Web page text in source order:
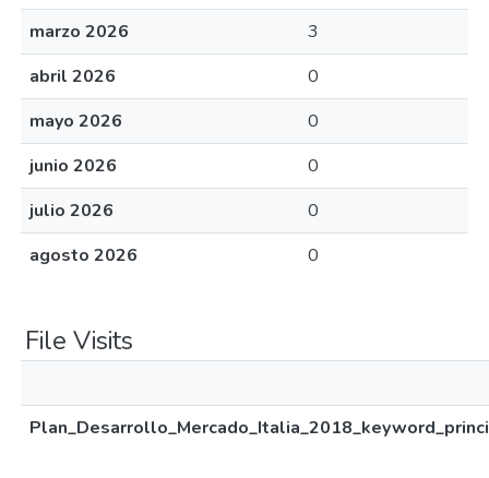
marzo 2026
3
abril 2026
0
mayo 2026
0
junio 2026
0
julio 2026
0
agosto 2026
0
File Visits